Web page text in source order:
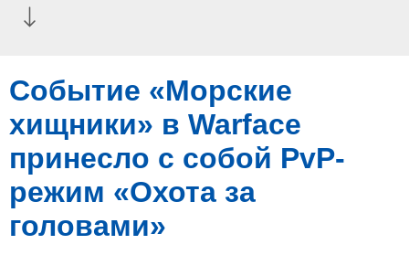
Событие «Морские
хищники» в Warface
принесло с собой PvP-
режим «Охота за
головами»